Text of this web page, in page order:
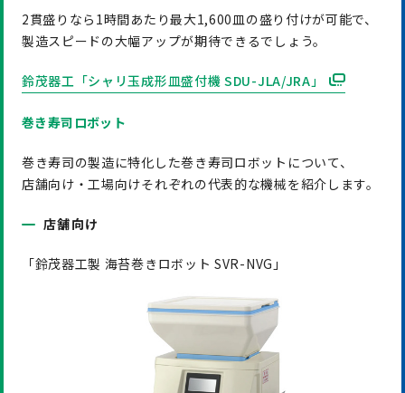
2貫盛りなら1時間あたり最大1,600皿の盛り付けが可能で、
製造スピードの大幅アップが期待できるでしょう。
鈴茂器工「シャリ玉成形皿盛付機 SDU-JLA/JRA」
巻き寿司ロボット
巻き寿司の製造に特化した巻き寿司ロボットについて、
店舗向け・工場向けそれぞれの代表的な機械を紹介します。
店舗向け
「鈴茂器工製 海苔巻きロボット SVR-NVG」